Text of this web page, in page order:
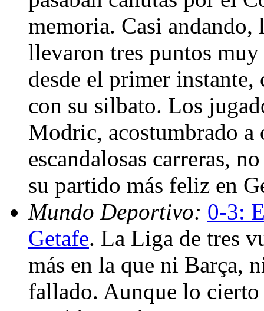
memoria. Casi
llevaron tres puntos
desde el primer
con su silbato. Los
Modric, acostumbrado a
escandalosas carreras,
su partido más feliz en
Mundo Deportivo: 0-3:
Getafe. La Liga de tres
más en la que ni Barça,
fallado. Aunque lo